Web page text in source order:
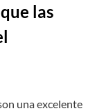
las
una excelente